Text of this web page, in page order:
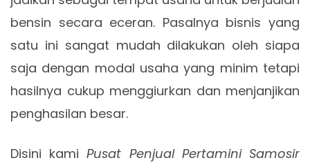
bensin secara eceran. Pasalnya bisnis yang
satu ini sangat mudah dilakukan oleh siapa
saja dengan modal usaha yang minim tetapi
hasilnya cukup menggiurkan dan menjanjikan
penghasilan besar.
Disini kamiPusat Penjual Pertamini Samosir